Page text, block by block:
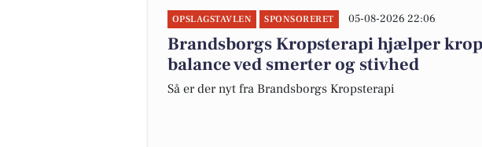
OPSLAGSTAVLEN SPONSORERET 05-08-2026 22:06
Brandsborgs Kropsterapi hjælper
balance ved smerter og stivhed
Så er der nyt fra Brandsborgs Kropsterapi